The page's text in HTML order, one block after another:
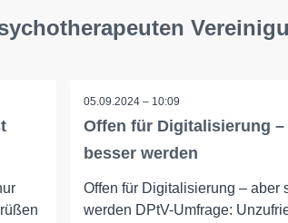
05.09.2024 – 10:09
Offen für Digitalisierung
besser werden
Offen für Digitalisierung – aber
werden DPtV-Umfrage: